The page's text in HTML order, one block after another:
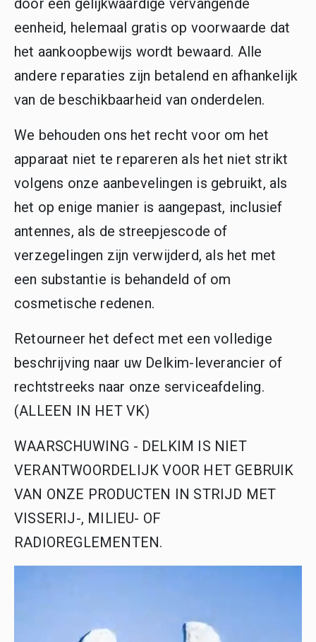
door een gelijkwaardige vervangende
eenheid, helemaal gratis op voorwaarde dat
het aankoopbewijs wordt bewaard. Alle
andere reparaties zijn betalend en afhankelijk
van de beschikbaarheid van onderdelen.
We behouden ons het recht voor om het
apparaat niet te repareren als het niet strikt
volgens onze aanbevelingen is gebruikt, als
het op enige manier is aangepast, inclusief
antennes, als de streepjescode of
verzegelingen zijn verwijderd, als het met
een substantie is behandeld of om
cosmetische redenen.
Retourneer het defect met een volledige
beschrijving naar uw Delkim-leverancier of
rechtstreeks naar onze serviceafdeling.
(ALLEEN IN HET VK)
WAARSCHUWING - DELKIM IS NIET
VERANTWOORDELIJK VOOR HET GEBRUIK
VAN ONZE PRODUCTEN IN STRIJD MET
VISSERIJ-, MILIEU- OF
RADIOREGLEMENTEN.